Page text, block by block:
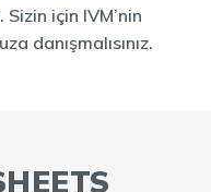
için IVM’nin
danışmalısınız.